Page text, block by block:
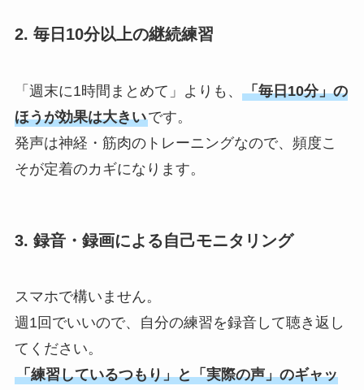
2. 毎日10分以上の継続練習
「週末に1時間まとめて」よりも、 「毎日10分」の
ほうが効果は大きいです。
発声は神経・筋肉のトレーニングなので、頻度こ
そが定着のカギになります。
3. 録音・録画による自己モニタリング
スマホで構いません。
週1回でいいので、自分の練習を録音して聴き返し
てください。
「練習しているつもり」と「実際の声」のギャッ